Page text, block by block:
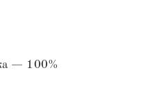
— 100%